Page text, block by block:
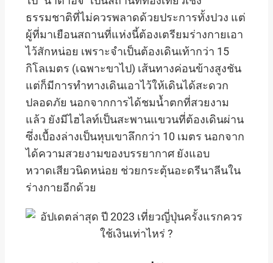
ธรรมชาติที่ไม่ควรพลาดด้วยประการทั้งปวง แต่
ผู้ที่มาเยือนสถานที่แห่งนี้ต้องเตรียมร่างกายเอา
ไว้สักหน่อย เพราะจำเป็นต้องเดินเท้ากว่า 15
กิโลเมตร (เฉพาะขาไป) เส้นทางค่อนข้างสูงชัน
แต่ก็มีการทำทางเดินเอาไว้ให้เดินได้สะดวก
ปลอดภัย นอกจากการได้ชมน้ำตกที่สวยงาม
แล้ว ยังมีไฮไลท์เป็นสะพานแขวนที่ต้องเดินผ่าน
ซึ่งเบื้องล่างเป็นหุบเขาลึกกว่า 10 เมตร นอกจาก
ได้ความสวยงามของบรรยากาศ ยังแอบ
หวาดเสียวนิดหน่อย ช่วยกระตุ้นอะดรีนาลีนใน
ร่างกายอีกด้วย